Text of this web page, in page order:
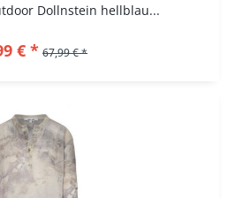
Dollnstein hellblau...
€ * 67,99 € *